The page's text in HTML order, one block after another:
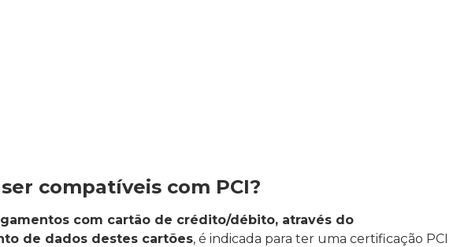
compatíveis com PCI?
com cartão de crédito/débito, através do
de dados destes cartões, é indicada para ter uma certificação PCI